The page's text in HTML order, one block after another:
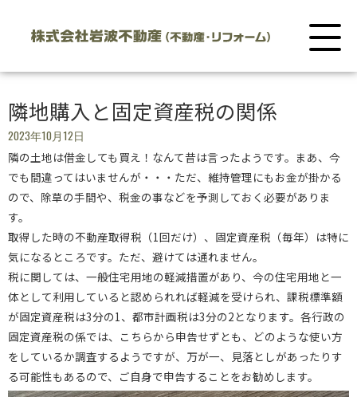
隣地購入と固定資産税の関係
2023年10月12日
隣の土地は借金しても買え！なんて昔は言ったようです。まあ、今
でも間違ってはいませんが・・・ただ、維持管理にもお金が掛かる
ので、除草の手間や、税金の事などを予測しておく必要がありま
す。
取得した時の不動産取得税（1回だけ）、固定資産税（毎年）は特に
気になるところです。ただ、避けては通れません。
税に関しては、一般住宅用地の軽減措置があり、今の住宅用地と一
体として利用していると認められれば軽減を受けられ、課税標準額
が固定資産税は3分の1、都市計画税は3分の2となります。各行政の
固定資産税の係では、こちらから申告せずとも、どのような使い方
をしているか調査するようですが、万が一、見落としがあったりす
る可能性もあるので、ご自身で申告することをお勧めします。